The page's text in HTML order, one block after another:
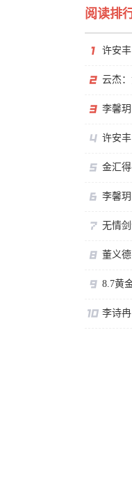
阅读排
无情